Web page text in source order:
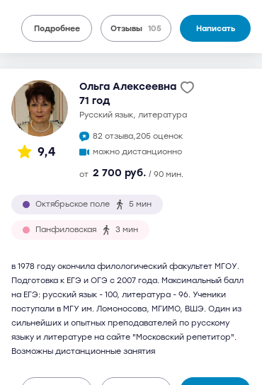
Подробнее Отзывы 105 Написать
9,4
Ольга Алексеевна
71 год
русский язык, литература
82 отзыва,205 оценок
можно дистанционно
от 2 700 руб. / 90 мин.
Октябрьское поле 5 мин
Панфиловская 3 мин
в 1978 году окончила филологический факультет МГОУ.
Подготовка к ЕГЭ и ОГЭ с 2007 года. Максимальный балл
на ЕГЭ: русский язык - 100, литература - 96. Ученики
поступали в МГУ им. Ломоносова, МГИМО, ВШЭ. Один из
сильнейших и опытных преподавателей по русскому
языку и литературе на сайте "Московский репетитор".
Возможны дистанционные занятия